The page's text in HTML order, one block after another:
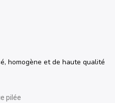
homogène et de haute qualité
pilée